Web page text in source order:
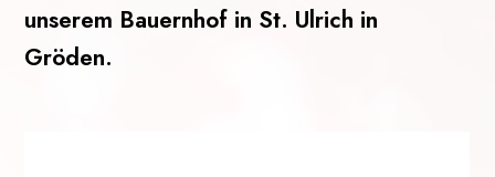
unserem Bauernhof in St. Ulrich in
Gröden.